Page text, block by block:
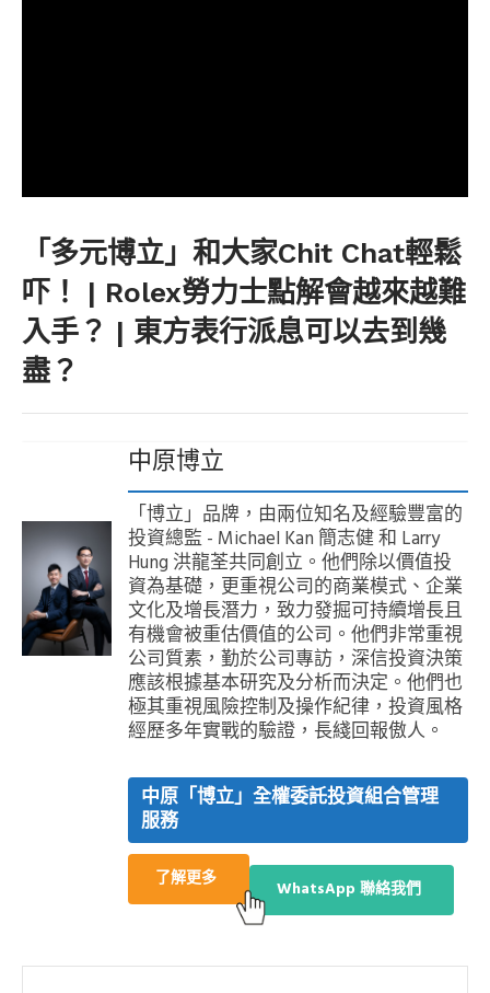
「多元博立」和大家Chit Chat輕鬆
吓！ | Rolex勞力士點解會越來越難
入手？ | 東方表行派息可以去到幾
盡？
中原博立
「博立」品牌，由兩位知名及經驗豐富的
投資總監 - Michael Kan 簡志健 和 Larry
Hung 洪龍荃共同創立。他們除以價值投
資為基礎，更重視公司的商業模式、企業
文化及增長潛力，致力發掘可持續增長且
有機會被重估價值的公司。他們非常重視
公司質素，勤於公司專訪，深信投資決策
應該根據基本研究及分析而決定。他們也
極其重視風險控制及操作紀律，投資風格
經歷多年實戰的驗證，長綫回報傲人。
中原「博立」全權委託投資組合管理
服務
了解更多 WhatsApp 聯絡我們